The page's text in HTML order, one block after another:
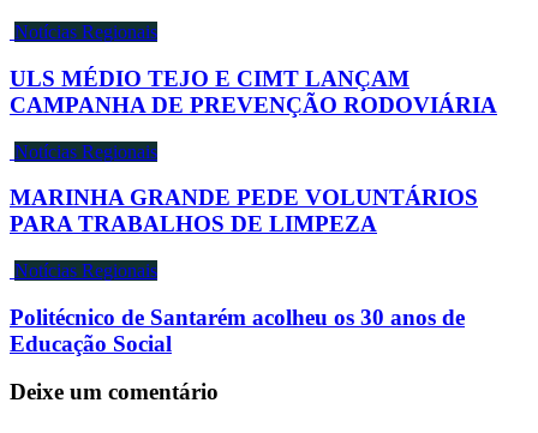
Notícias Regionais
ULS MÉDIO TEJO E CIMT LANÇAM
CAMPANHA DE PREVENÇÃO RODOVIÁRIA
Notícias Regionais
MARINHA GRANDE PEDE VOLUNTÁRIOS
PARA TRABALHOS DE LIMPEZA
Notícias Regionais
Politécnico de Santarém acolheu os 30 anos de
Educação Social
Deixe um comentário